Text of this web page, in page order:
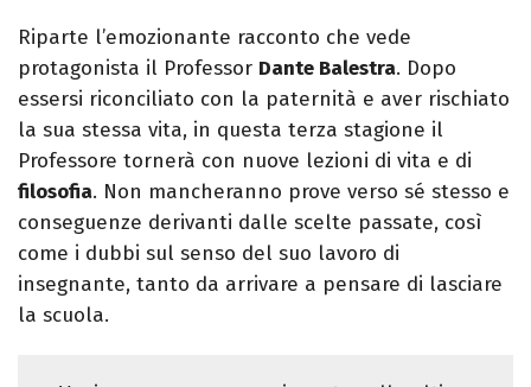
Riparte l’emozionante racconto che vede
protagonista il Professor Dante Balestra. Dopo
essersi riconciliato con la paternità e aver rischiato
la sua stessa vita, in questa terza stagione il
Professore tornerà con nuove lezioni di vita e di
filosofia. Non mancheranno prove verso sé stesso e
conseguenze derivanti dalle scelte passate, così
come i dubbi sul senso del suo lavoro di
insegnante, tanto da arrivare a pensare di lasciare
la scuola.